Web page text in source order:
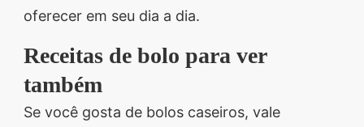
oferecer em seu dia a dia.
Receitas de bolo para ver
também
Se você gosta de bolos caseiros, vale